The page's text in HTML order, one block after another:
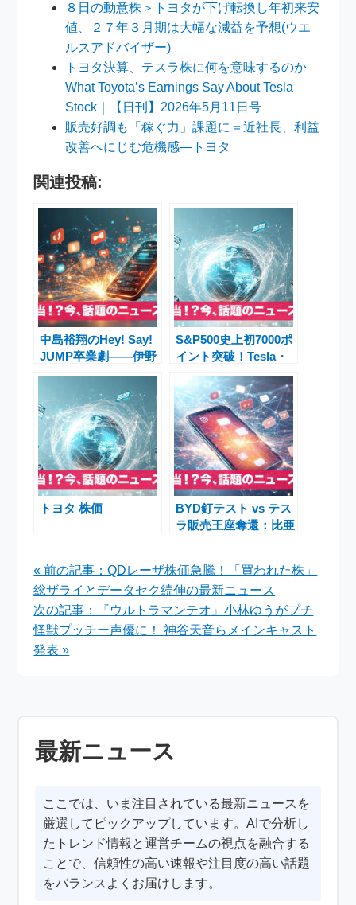
８日の動意株＞トヨタが下げ転換し年初来安
値、２７年３月期は大幅な減益を予想(ウエ
ルスアドバイザー)
トヨタ決算、テスラ株に何を意味するのか
What Toyota’s Earnings Say About Tesla
Stock｜【日刊】2026年5月11日号
販売好調も「稼ぐ力」課題に＝近社長、利益
改善へにじむ危機感―トヨタ
関連投稿:
中島裕翔のHey! Say!
JUMP卒業劇――伊野
S&P500史上初7000ポ
イント突破！Tesla・
とFOMC据え置きで市
場まちまち
トヨタ 株価
BYD釘テスト vs テス
ラ販売王座奪還：比亜
« 前の記事：QDレーザ株価急騰！「買われた株」
総ザライとデータセク続伸の最新ニュース
次の記事：『ウルトラマンテオ』小林ゆうがプチ
怪獣プッチー声優に！ 神谷天音らメインキャスト
発表 »
最新ニュース
ここでは、いま注目されている最新ニュースを
厳選してピックアップしています。AIで分析し
たトレンド情報と運営チームの視点を融合する
ことで、信頼性の高い速報や注目度の高い話題
をバランスよくお届けします。